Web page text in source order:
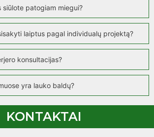
siūlote patogiam miegui?
laiptus pagal individualų projektą?
konsultacijas?
yra lauko baldų?
KONTAKTAI